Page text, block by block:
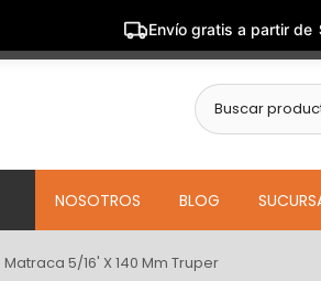
Envío gratis a partir de
NOSOTROS BLOG
5/16' X 140 Mm Truper